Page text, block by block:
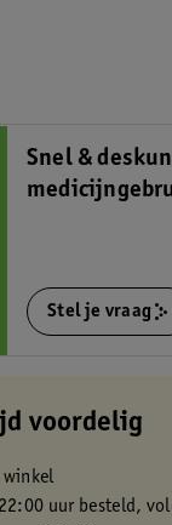
Snel &
Stel je vraag
voordelig
winkel
uur besteld,